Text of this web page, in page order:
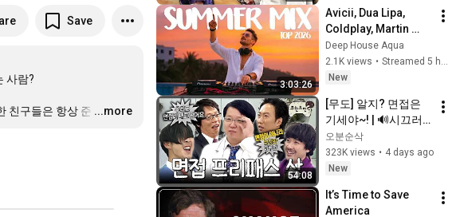
Save
사람?
친구들은 항상 준 …
...more
3:03:26
Avicii, Dua Lipa,
Coldplay, Martin
Garrix & Kygo, The
Chainsmokers Style
- SUMMER DEEP
Deep House Aqua
2.1K views •
New
54:08
[무도] 알지? 면접은
기세야~! | 🔊시끄러
운 asmr🔊 | 무한도전
⏱오분순삭
MBC120929방송
오분순삭
323K views • 4 days ago
New
It’s Time to Save
America